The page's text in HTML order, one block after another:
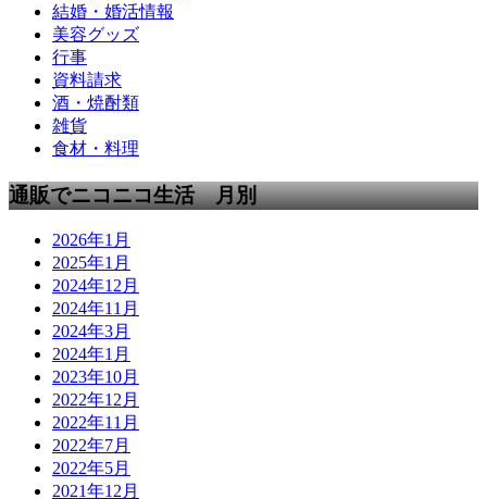
結婚・婚活情報
美容グッズ
行事
資料請求
酒・焼酎類
雑貨
食材・料理
通販でニコニコ生活 月別
2026年1月
2025年1月
2024年12月
2024年11月
2024年3月
2024年1月
2023年10月
2022年12月
2022年11月
2022年7月
2022年5月
2021年12月